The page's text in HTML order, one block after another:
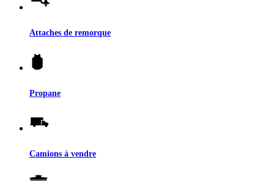
Attaches de remorque
Propane
Camions à vendre